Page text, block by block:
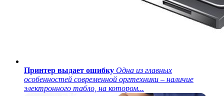
Принтер выдает ошибку Одна из главных
особенностей современной оргтехники – наличие
электронного табло, на котором...